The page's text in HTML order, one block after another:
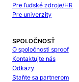
Pre ľudské zdroje/HR
Pre univerzity
SPOLOČNOSŤ
O spoločnosti sproof
Kontaktujte nás
Odkazy
Staňte sa partnerom